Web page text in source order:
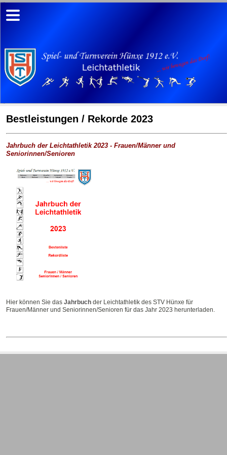
Bestleistungen / Rekorde 2023
Jahrbuch der Leichtathletik 2023 - Frauen/Männer und
Seniorinnen/Senioren
Hier können Sie das Jahrbuch der Leichtathletik des STV Hünxe für
Frauen/Männer und Seniorinnen/Senioren für das Jahr 2023 herunterladen.